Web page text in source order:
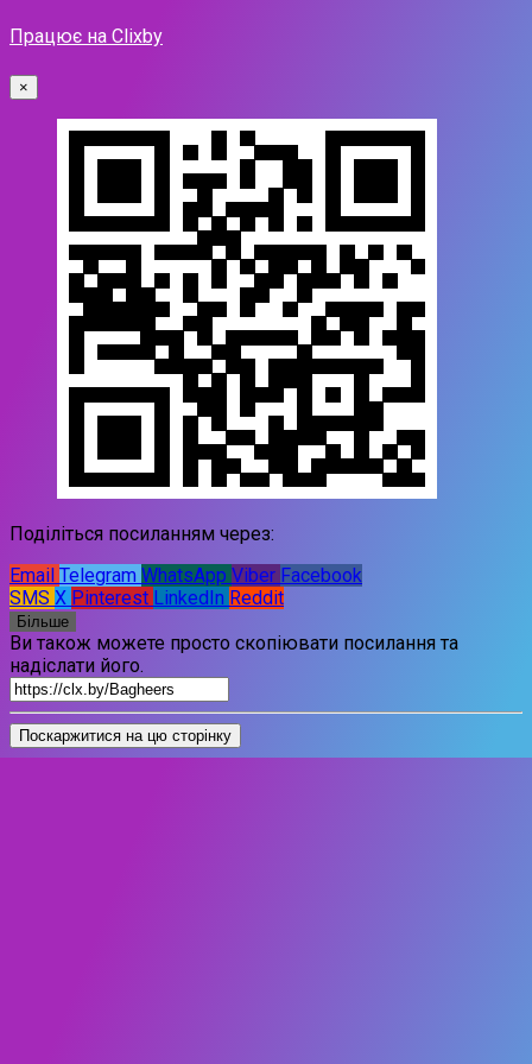
Працює на Clixby
×
Поділіться посиланням через:
Email Telegram WhatsApp Viber Facebook
SMS X Pinterest LinkedIn Reddit
Більше
Ви також можете просто скопіювати посилання та
надіслати його.
Поскаржитися на цю сторінку